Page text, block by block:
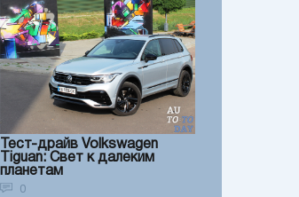
Тест-драйв Volkswagen
Tiguan: Свет к далеким
планетам
0